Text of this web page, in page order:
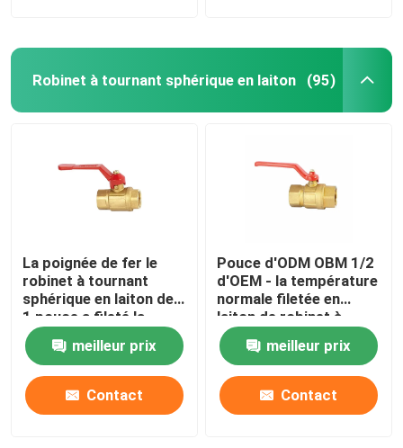
Robinet à tournant sphérique en laiton (95)
La poignée de fer le
robinet à tournant
sphérique en laiton de
1 pouce a fileté la
norme de norme ANSI
d'ASTMmeilleur prix
Contact
Pouce d'ODM OBM 1/2
d'OEM - la température
normale filetée en
laiton de robinet à
tournant sphérique de
4 poucesmeilleur prix
Contact